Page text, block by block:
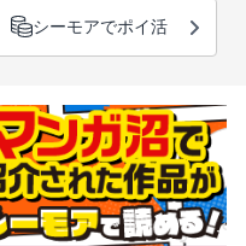
シーモアでポイ活